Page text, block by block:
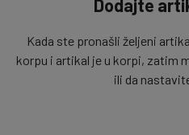
Dodajte
Kada ste pronašli željeni
korpu i artikal je u korpi, zatim
ili da